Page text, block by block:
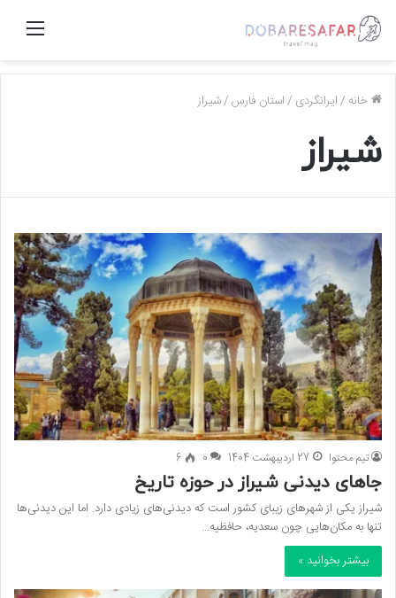
منو
خانه /ایرانگردی /استان فارس/شیراز
شیراز
تیم محتوا 27 اردیبهشت 1404 0
6
جاهای دیدنی شیراز در حوزه تاریخ
شیراز یکی از شهرهای زیبای کشور است که دیدنی‌های زیادی دارد. اما این دیدنی‌ها
تنها به مکان‌هایی چون سعدیه، حافظیه…
بیشتر بخوانید »